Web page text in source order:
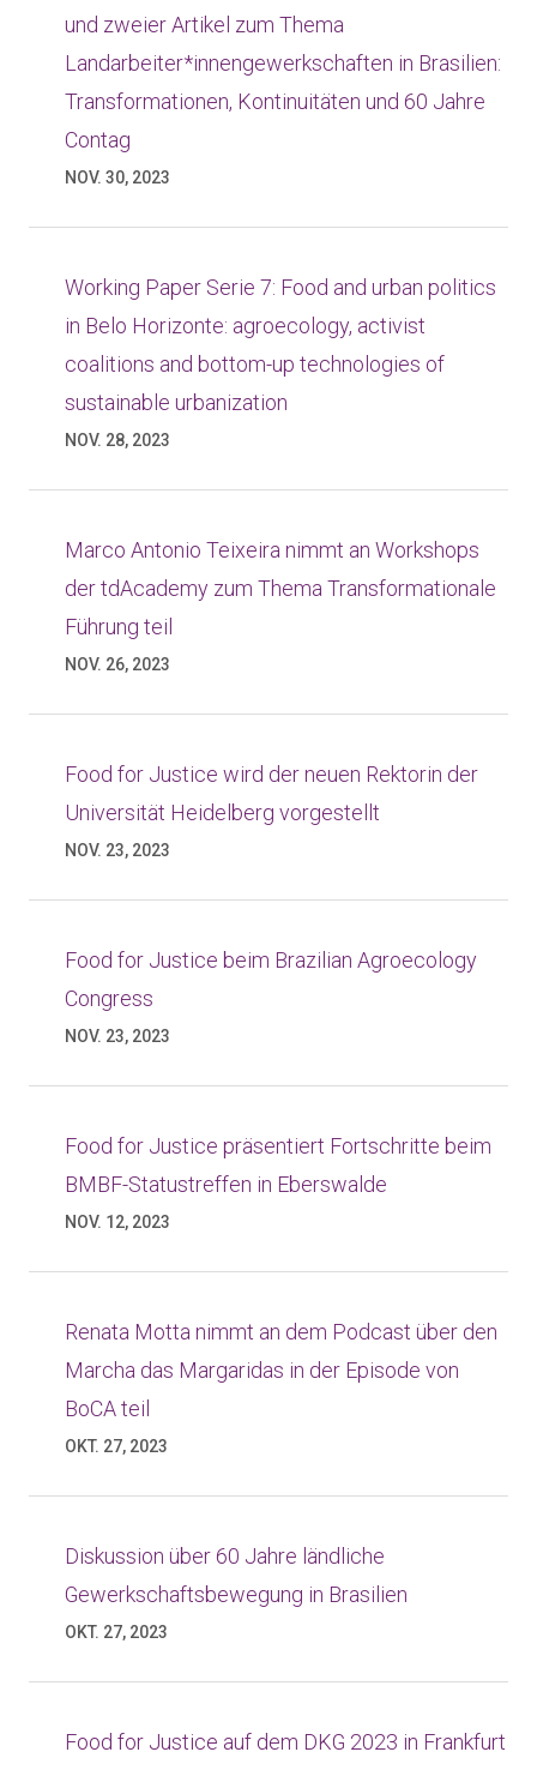
und zweier Artikel zum Thema
Landarbeiter*innengewerkschaften in Brasilien:
Transformationen, Kontinuitäten und 60 Jahre
Contag
NOV. 30, 2023
Working Paper Serie 7: Food and urban politics
in Belo Horizonte: agroecology, activist
coalitions and bottom-up technologies of
sustainable urbanization
NOV. 28, 2023
Marco Antonio Teixeira nimmt an Workshops
der tdAcademy zum Thema Transformationale
Führung teil
NOV. 26, 2023
Food for Justice wird der neuen Rektorin der
Universität Heidelberg vorgestellt
NOV. 23, 2023
Food for Justice beim Brazilian Agroecology
Congress
NOV. 23, 2023
Food for Justice präsentiert Fortschritte beim
BMBF-Statustreffen in Eberswalde
NOV. 12, 2023
Renata Motta nimmt an dem Podcast über den
Marcha das Margaridas in der Episode von
BoCA teil
OKT. 27, 2023
Diskussion über 60 Jahre ländliche
Gewerkschaftsbewegung in Brasilien
OKT. 27, 2023
Food for Justice auf dem DKG 2023 in Frankfurt